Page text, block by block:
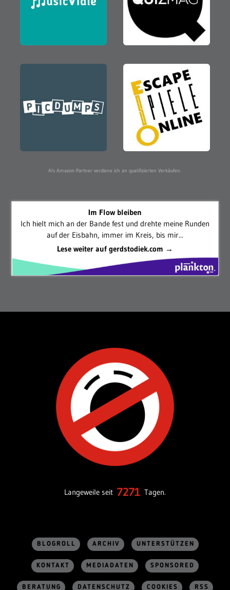
Als Amazon-Partner verdiene ich an qualifizierten Verkäufen.
Im Flow bleiben
Ich hielt mich an der Bande fest und drehte meine Runden
auf der Eisbahn, immer im Kreis, bis mir...
Lese weiter auf gerdstodiek.com →
Langeweile seit 7271 Tagen.
BLOGROLL ARCHIV UNTERSTÜTZEN
KONTAKT MEDIADATEN SPONSORED
BERATUNG DATENSCHUTZ COOKIES RSS